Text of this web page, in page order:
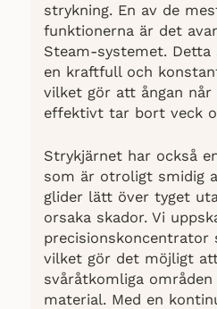
strykning. En av de
funktionerna är det
Steam-systemet. Detta
en kraftfull och
vilket gör att ångan
effektivt tar bort veck
Strykjärnet har också
som är otroligt smidig
glider lätt över tyget
orsaka skador. Vi
precisionskoncentrator
vilket gör det möjligt
svåråtkomliga
material. Med en